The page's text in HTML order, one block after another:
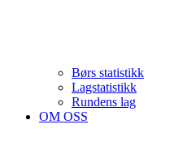
Børs statistikk
Lagstatistikk
Rundens lag
OM OSS